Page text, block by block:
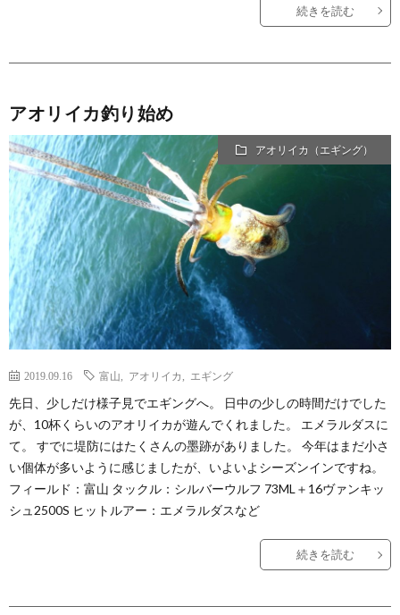
続きを読む
アオリイカ釣り始め
アオリイカ（エギング）
2019.09.16 富山 アオリイカ エギング
先日、少しだけ様子見でエギングへ。 日中の少しの時間だけでした
が、10杯くらいのアオリイカが遊んでくれました。 エメラルダスに
て。 すでに堤防にはたくさんの墨跡がありました。 今年はまだ小さ
い個体が多いように感じましたが、いよいよシーズンインですね。
フィールド：富山 タックル：シルバーウルフ 73ML＋16ヴァンキッ
シュ2500S ヒットルアー：エメラルダスなど
続きを読む